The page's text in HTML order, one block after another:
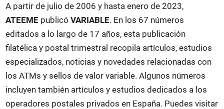
A partir de julio de 2006 y hasta enero de 2023,
ATEEME publicóVARIABLE. En los 67 números
editados a lo largo de 17 años, esta publicación
filatélica y postal trimestral recopila artículos, estudios
especializados, noticias y novedades relacionadas con
los ATMs y sellos de valor variable. Algunos números
incluyen también artículos y estudios dedicados a los
operadores postales privados en España. Puedes visitar